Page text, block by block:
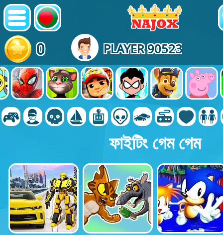
0 PLAYER 90523
ফাইটিং গেম গেম